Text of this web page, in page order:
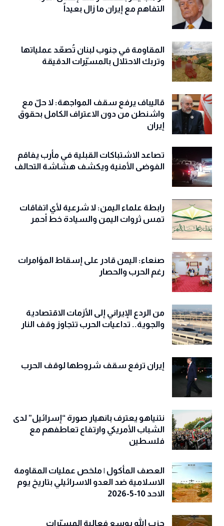
التفاهم مع إيران ما زال بعيداً
المقاومة في جنوب لبنان تُصعّد عملياتها
وتربك الاحتلال بالمسيّرات الدقيقة
قاليباف يرفع سقف المواجهة: لا حلّ مع
واشنطن من دون الاعتراف الكامل بحقوق
إيران
تصاعد الاشتباكات القبلية في مأرب يفاقم
الفوضى الأمنية ويكشف هشاشة التحالف
رابطة علماء اليمن: لا شرعية لأي اتفاقات
تمس ثروات اليمن والسيادة خط أحمر
صنعاء: اليمن قادر على إسقاط المؤامرات
رغم الحرب والحصار
من الردع الإيراني إلى الأزمات الاقتصادية
والجوية.. تداعيات الحرب تتجاوز وقف النار
إيران ترفع سقف شروطها لوقف الحرب
نتنياهو يعترف بانهيار صورة “إسرائيل” لدى
الشباب الأمريكي وارتفاع تعاطفهم مع
فلسطين
العصف المأكول | ملخص عمليات المقاومة
الاسلامية ضد العدو الاسرائيلي بتاريخ يوم
الاحد 10-5-2026
حزب الله يوسع فعالية المسيّرات